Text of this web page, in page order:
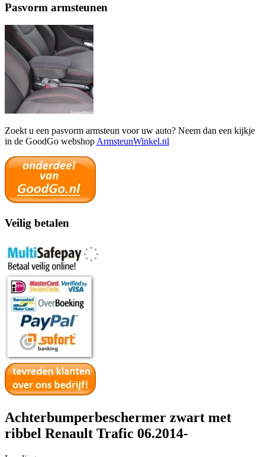
Pasvorm armsteunen
Zoekt u een pasvorm armsteun voor uw auto? Neem dan een kijkje
in de GoodGo webshop ArmsteunWinkel.nl
Veilig betalen
Achterbumperbeschermer zwart met
ribbel Renault Trafic 06.2014-